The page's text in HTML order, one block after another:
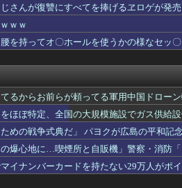
割り込んでくる職場の年配女性...
せたまま犬の散歩を断った1...
し罰金」→「たいしたことない...
ム曲げられます、空飛びま...
ｗｗｗｗｗｗｗｗｗｗｗｗｗ...
ベックが逆転2点タイムリー...
た」同乗していた県議を含め男...
W杯予選でレフリーへの...
るみたいになるの恥ずかしい...
フローに陥る
さんが復讐にすべてを捧げるヱロゲが発
ｗｗ
を持ってオ〇ホールを使うかの様なセッ
るからお前らが頼ってる軍用中国ドローン
ほぼ特定、全国の大規模施設でガス供給
めの戦争式典だ」 パヨクが広島の平和記
爆心地に…喫煙所と自販機」警察・消防「
イナンバーカードを持たない29万人がポ